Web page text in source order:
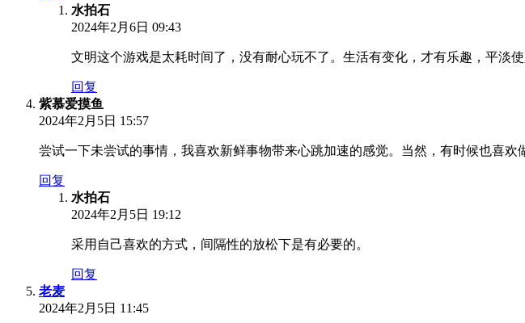
水拍石
2024年2月6日 09:43
文明这个游戏是太耗时间了，没有耐心玩不了。生活有变化，才有乐趣，平淡使
回复
紫慕爱摸鱼
2024年2月5日 15:57
尝试一下未尝试的事情，我喜欢新鲜事物带来心跳加速的感觉。当然，有时候也喜欢
回复
水拍石
2024年2月5日 19:12
采用自己喜欢的方式，间隔性的放松下是有必要的。
回复
老麦
2024年2月5日 11:45